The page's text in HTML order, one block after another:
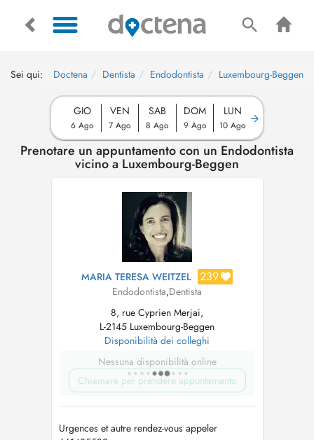
Sei qui: Doctena Dentista Endodontista Luxembourg-Beggen
GIO
6 Ago
VEN
7 Ago
SAB
8 Ago
DOM
9 Ago
LUN
10 Ago
Prenotare un appuntamento con un Endodontista
vicino a Luxembourg-Beggen
MARIA TERESA WEITZEL 239
Endodontista,Dentista
8, rue Cyprien Merjai,
L-2145 Luxembourg-Beggen
Disponibilità dei colleghi
Nessuna disponibilità online
Chiamare per prendere appuntamento
Urgences et autre rendez-vous appeler